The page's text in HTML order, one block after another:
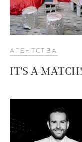
АГЕНТСТВА
IT'S A MATCH!